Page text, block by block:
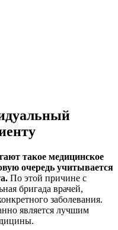
такое медицинское
очередь учитывается
По этой причине с
бригада врачей,
заболевания.
является лучшим